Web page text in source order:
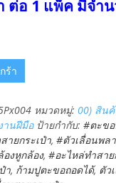
ต่อ 1 แพ็ค มีจำ
ร้า
หมวดหมู่: 00) สิน
านฝีมือ ป้ายกำกับ: #ตะข
ายกระเป๋า, #ตัวเลื่อนพล
งหูกล้อง, #อะไหล่ทำสาย
า, ก้ามปูตะขอถอดได้, ตัว